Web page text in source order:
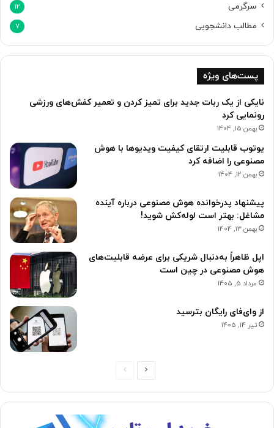
سرگرمی 12
مطالب دانشجویی 7
پست‌های ویژه
نایکی از یک ربات جدید برای تمیز کردن و تعمیر کفش‌های ورزشی
رونمایی کرد
بهمن 15, 1404
یوتوب قابلیت ارتقای کیفیت ویدیوها با هوش
مصنوعی را اضافه کرد
بهمن 12, 1404
پیشنهاد پدرخوانده هوش مصنوعی درباره آینده
مشاغل: بهتر است لوله‌کش شوید!
بهمن 13, 1404
اپل ظاهراً به‌دنبال شریکی برای عرضه قابلیت‌های
هوش مصنوعی در چین است
مرداد 5, 1405
از وای‌فای رایگان بترسید
تیر 14, 1405
صفحه
صفحه